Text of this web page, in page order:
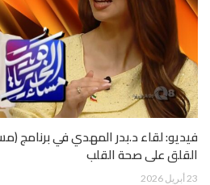
فيديو: لقاء د.بدر المهدي في برنامج
القلق على صحة القلب
23 أبريل 2026